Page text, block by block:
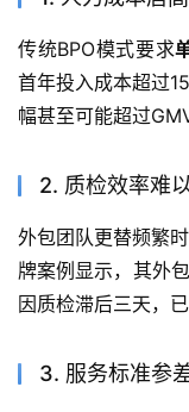
传统BPO模式要求
首年投入成本超过
幅甚至可能超过
2. 质检效率难
外包团队更替频繁
牌案例显示，其外
因质检滞后三天，
3. 服务标准参